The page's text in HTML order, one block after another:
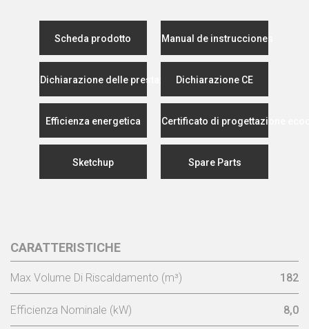
Scheda prodotto Manual de instrucciones
Dichiarazione delle prestazioniDichiarazione CE
Efficienza energetica Certificato di progettazione
Sketchup Spare Parts
CARATTERISTICHE
Max Volume Di Riscaldamento (m³) 182
Efficienza Nominale (kW) 8,0